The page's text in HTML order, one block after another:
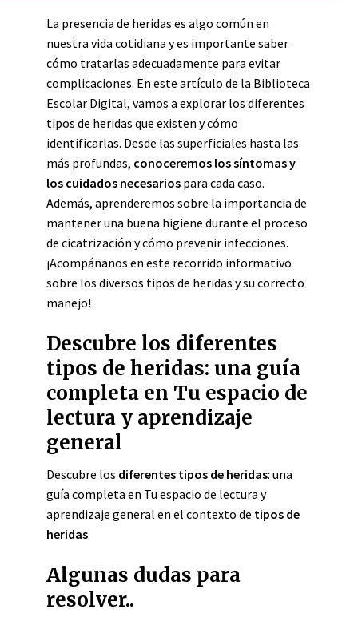
La presencia de heridas es algo común en
nuestra vida cotidiana y es importante saber
cómo tratarlas adecuadamente para evitar
complicaciones. En este artículo de la Biblioteca
Escolar Digital, vamos a explorar los diferentes
tipos de heridas que existen y cómo
identificarlas. Desde las superficiales hasta las
más profundas, conoceremos los síntomas y
los cuidados necesarios para cada caso.
Además, aprenderemos sobre la importancia de
mantener una buena higiene durante el proceso
de cicatrización y cómo prevenir infecciones.
¡Acompáñanos en este recorrido informativo
sobre los diversos tipos de heridas y su correcto
manejo!
Descubre los diferentes
tipos de heridas: una guía
completa en Tu espacio de
lectura y aprendizaje
general
Descubre los diferentes tipos de heridas: una
guía completa en Tu espacio de lectura y
aprendizaje general en el contexto de tipos de
heridas.
Algunas dudas para
resolver..